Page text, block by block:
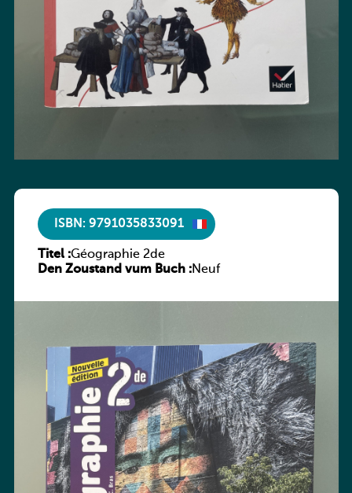
ISBN: 9791035833091
Titel :Géographie 2de
Den Zoustand vum Buch :Neuf